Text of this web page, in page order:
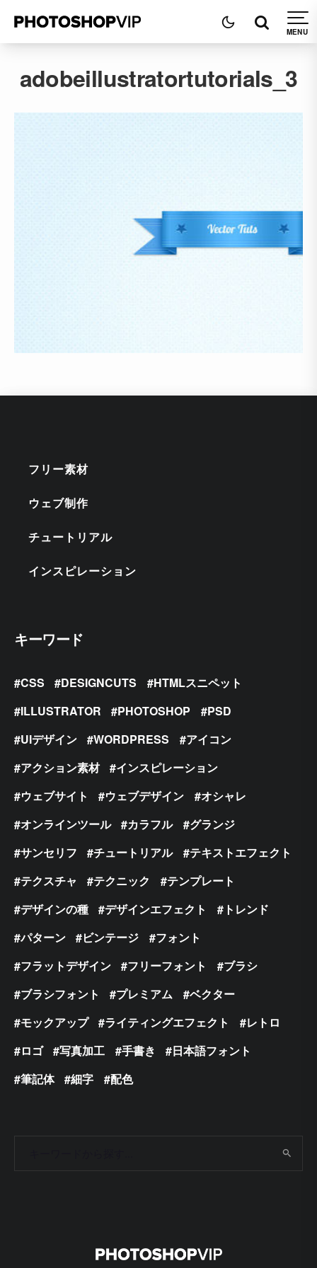
adobeillustratortutorials_3
フリー素材
ウェブ制作
チュートリアル
インスピレーション
キーワード
CSS DESIGNCUTS
HTMLスニペット
ILLUSTRATOR
PHOTOSHOP
PSD
UIデザイン
WORDPRESS
アイコン
アクション素材
インスピレーション
ウェブサイト
ウェブデザイン
オシャレ
オンラインツール
カラフル
グランジ
サンセリフ
チュートリアル
テキストエフェクト
テクスチャ
テクニック
テンプレート
デザインの種
デザインエフェクト
トレンド
パターン
ビンテージ
フォント
フラットデザイン
フリーフォント
ブラシ
ブラシフォント
プレミアム
ベクター
モックアップ
ライティングエフェクト
レトロ
ロゴ
写真加工 手書き
日本語フォント
筆記体
細字 配色